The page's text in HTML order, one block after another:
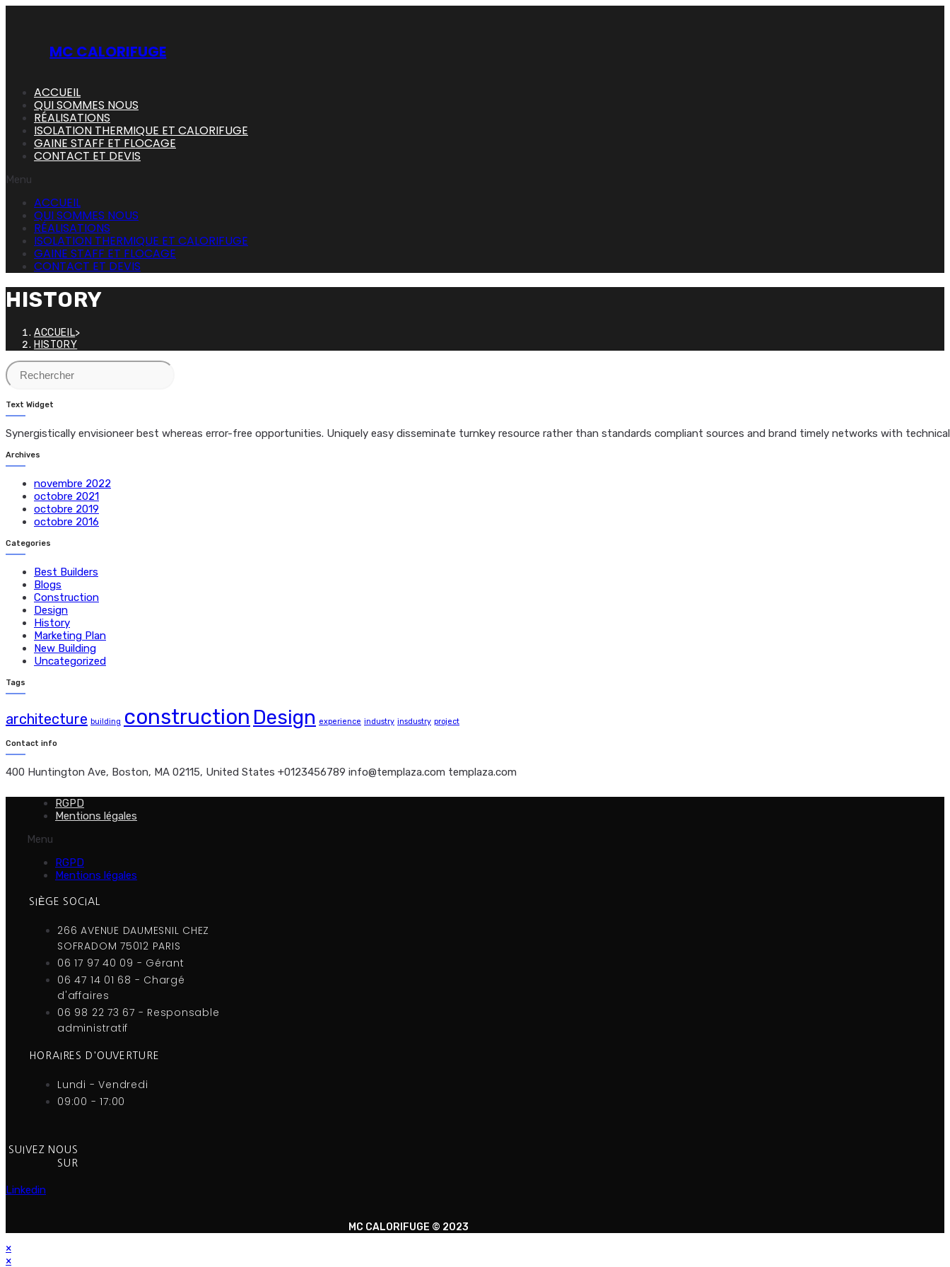
MC CALORIFUGE
ACCUEIL
QUI SOMMES NOUS
RÉALISATIONS
ISOLATION THERMIQUE ET CALORIFUGE
GAINE STAFF ET FLOCAGE
CONTACT ET DEVIS
Menu
ACCUEIL
QUI SOMMES NOUS
RÉALISATIONS
ISOLATION THERMIQUE ET CALORIFUGE
GAINE STAFF ET FLOCAGE
CONTACT ET DEVIS
HISTORY
ACCUEIL>
HISTORY
Text Widget
Synergistically envisioneer best whereas error-free opportunities. Uniquely easy disseminate turnkey resource rather than standards compliant sources and brand timely networks with
Archives
novembre 2022
octobre 2021
octobre 2019
octobre 2016
Categories
Best Builders
Blogs
Construction
Design
History
Marketing Plan
New Building
Uncategorized
Tags
architecture building construction Design experience industry insdustry project
Contact info
400 Huntington Ave, Boston, MA 02115, United States +0123456789 info@templaza.com templaza.com
RGPD
Mentions légales
Menu
RGPD
Mentions légales
SIÈGE SOCIAL
266 AVENUE DAUMESNIL CHEZ
SOFRADOM 75012 PARIS
06 17 97 40 09 - Gérant
06 47 14 01 68 - Chargé
d'affaires
06 98 22 73 67 - Responsable
administratif
HORAIRES D'OUVERTURE
Lundi - Vendredi
09:00 - 17:00
SUIVEZ NOUS
SUR
Linkedin
MC CALORIFUGE © 2023
×
×